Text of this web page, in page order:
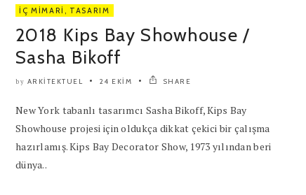
İÇ MIMARI , TASARIM
2018 Kips Bay Showhouse /
Sasha Bikoff
by ARKITEKTUEL 24 EKIM SHARE
New York tabanlı tasarımcı Sasha Bikoff, Kips Bay
Showhouse projesi için oldukça dikkat çekici bir çalışma
hazırlamış. Kips Bay Decorator Show, 1973 yılından beri
dünya..